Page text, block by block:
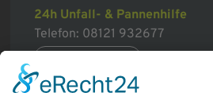
24h Unfall- & Pannenhilfe
Telefon: 08121 932677